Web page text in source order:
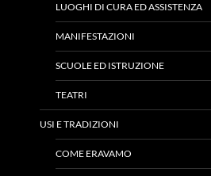
LUOGHI DI CURA ED ASSISTENZA
MANIFESTAZIONI
SCUOLE ED ISTRUZIONE
TEATRI
USI E TRADIZIONI
COME ERAVAMO